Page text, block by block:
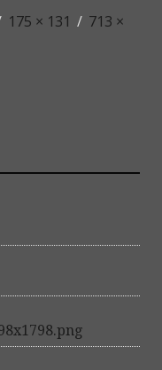
175 × 131 / 713 ×